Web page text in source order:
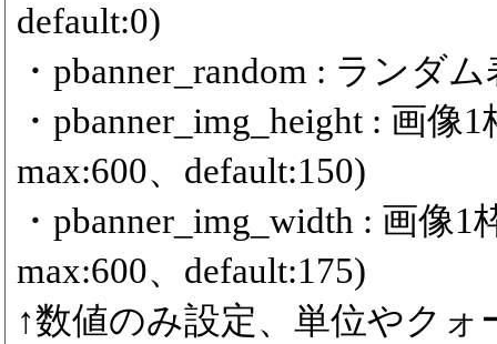
default:0)
・pbanner_random : ランダ
・pbanner_img_height : 画
max:600、default:150)
・pbanner_img_width : 画像
max:600、default:175)
↑数値のみ設定、単位やク